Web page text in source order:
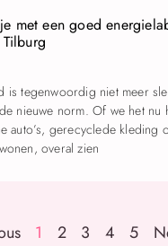
met een goed
is tegenwoordig niet meer
nieuwe norm. Of we het nu
auto’s, gerecyclede kleding
overal zien
1 2 3 4 5